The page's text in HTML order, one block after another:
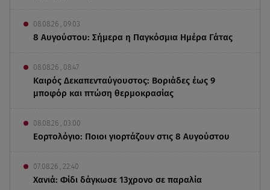
08.08.26 , 09:03
8 Αυγούστου: Σήμερα η Παγκόσμια Ημέρα Γάτας
08.08.26 , 08:47
Καιρός Δεκαπενταύγουστος: Βοριάδες έως 9
μποφόρ και πτώση θερμοκρασίας
08.08.26 , 03:00
Εορτολόγιο: Ποιοι γιορτάζουν στις 8 Αυγούστου
07.08.26 , 22:40
Χανιά: Φίδι δάγκωσε 13χρονο σε παραλία